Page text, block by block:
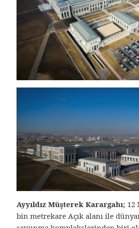
Ayyıldız Müşterek Karargahı; 12
bin metrekare Açık alanı ile